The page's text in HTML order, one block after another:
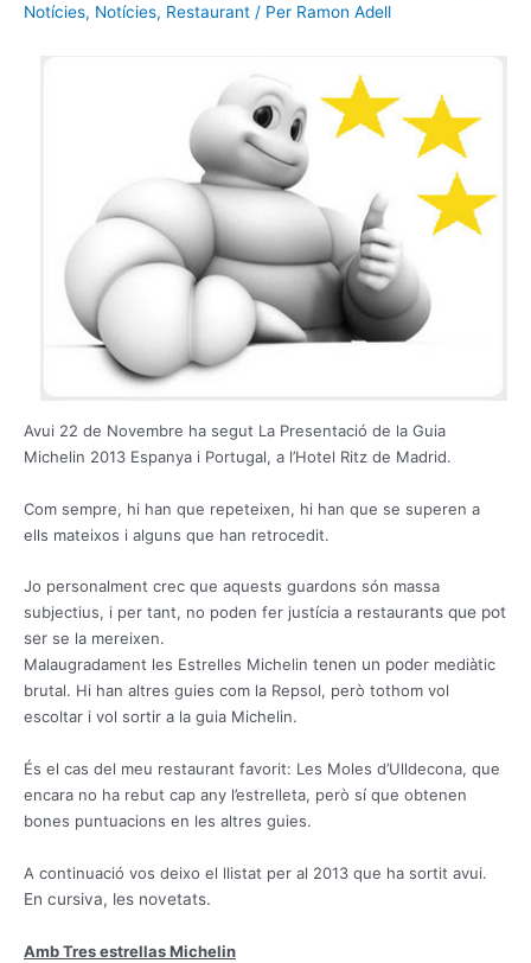
Notícies, Notícies, Restaurant / Per Ramon Adell
Avui 22 de Novembre ha segut La Presentació de la Guia
Michelin 2013 Espanya i Portugal, a l’Hotel Ritz de Madrid.
Com sempre, hi han que repeteixen, hi han que se superen a
ells mateixos i alguns que han retrocedit.
Jo personalment crec que aquests guardons són massa
subjectius, i per tant, no poden fer justícia a restaurants que pot
ser se la mereixen.
Malaugradament les Estrelles Michelin tenen un poder mediàtic
brutal. Hi han altres guies com la Repsol, però tothom vol
escoltar i vol sortir a la guia Michelin.
És el cas del meu restaurant favorit: Les Moles d’Ulldecona, que
encara no ha rebut cap any l’estrelleta, però sí que obtenen
bones puntuacions en les altres guies.
A continuació vos deixo el llistat per al 2013 que ha sortit avui.
En cursiva, les novetats.
Amb Tres estrellas Michelin